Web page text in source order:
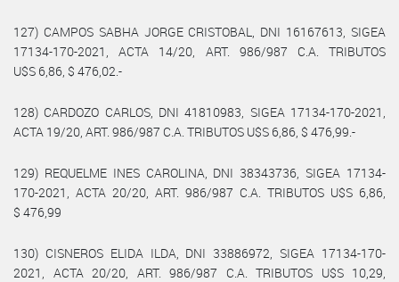
127) CAMPOS SABHA JORGE CRISTOBAL, DNI 16167613, SIGEA
17134-170-2021, ACTA 14/20, ART. 986/987 C.A. TRIBUTOS
U$S 6,86, $ 476,02.-
128) CARDOZO CARLOS, DNI 41810983, SIGEA 17134-170-2021,
ACTA 19/20, ART. 986/987 C.A. TRIBUTOS U$S 6,86, $ 476,99.-
129) REQUELME INES CAROLINA, DNI 38343736, SIGEA 17134-
170-2021, ACTA 20/20, ART. 986/987 C.A. TRIBUTOS U$S 6,86,
$ 476,99
130) CISNEROS ELIDA ILDA, DNI 33886972, SIGEA 17134-170-
2021, ACTA 20/20, ART. 986/987 C.A. TRIBUTOS U$S 10,29,